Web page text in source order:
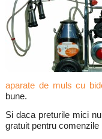
aparate de muls cu
bune.
Si daca preturile mici
gratuit pentru comenzile